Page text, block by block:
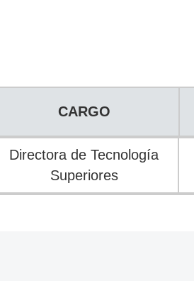
CARGO
CARGO
Directora de Tecnología
Superiores